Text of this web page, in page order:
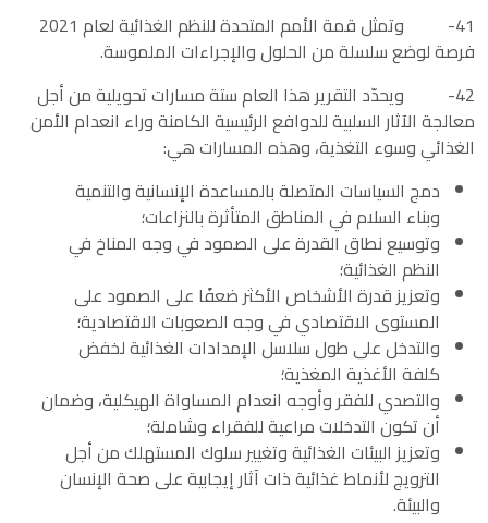
41- وتمثل قمة الأمم المتحدة للنظم الغذائية لعام 2021
فرصة لوضع سلسلة من الحلول والإجراءات الملموسة.
42- ويحدّد التقرير هذا العام ستة مسارات تحويلية من أجل
معالجة الآثار السلبية للدوافع الرئيسية الكامنة وراء انعدام الأمن
الغذائي وسوء التغذية، وهذه المسارات هي:
دمج السياسات المتصلة بالمساعدة الإنسانية والتنمية
وبناء السلام في المناطق المتأثرة بالنزاعات؛
وتوسيع نطاق القدرة على الصمود في وجه المناخ في
النظم الغذائية؛
وتعزيز قدرة الأشخاص الأكثر ضعفًا على الصمود على
المستوى الاقتصادي في وجه الصعوبات الاقتصادية؛
والتدخل على طول سلاسل الإمدادات الغذائية لخفض
كلفة الأغذية المغذية؛
والتصدي للفقر وأوجه انعدام المساواة الهيكلية، وضمان
أن تكون التدخلات مراعية للفقراء وشاملة؛
وتعزيز البيئات الغذائية وتغيير سلوك المستهلك من أجل
الترويج لأنماط غذائية ذات آثار إيجابية على صحة الإنسان
والبيئة.